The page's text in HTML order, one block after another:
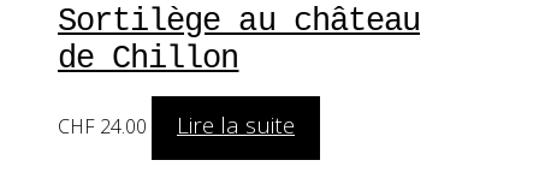
Sortilège au château
de Chillon
CHF 24.00 Lire la suite